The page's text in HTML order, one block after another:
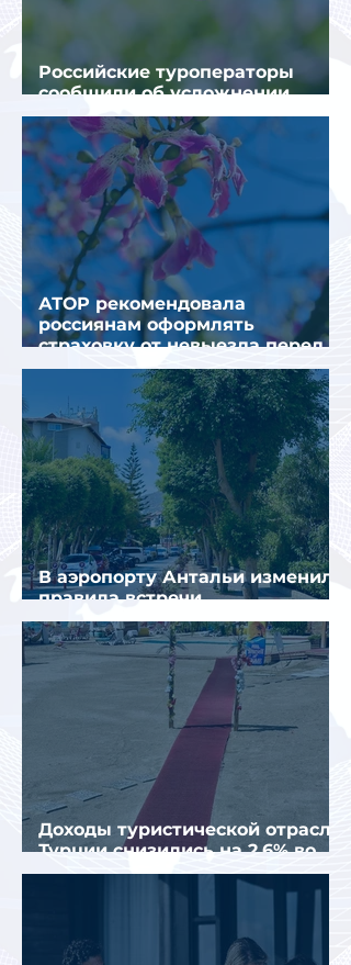
Российские туроператоры
сообщили об усложнении
получения виз в Грецию
АТОР рекомендовала
россиянам оформлять
страховку от невыезда перед
поездкой в Грецию
В аэропорту Антальи изменили
правила встречи
организованных туристов
Доходы туристической отрасли
Турции снизились на 2,6% во
втором квартале 2026 года